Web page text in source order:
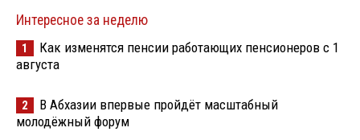
Интересное за неделю
1
Как изменятся пенсии работающих пенсионеров с 1
августа
2
В Абхазии впервые пройдёт масштабный
молодёжный форум